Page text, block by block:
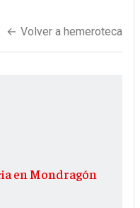
← Volver a hemeroteca
en Mondragón